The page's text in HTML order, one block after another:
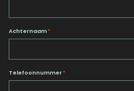
Achternaam*
Telefoonnummer*